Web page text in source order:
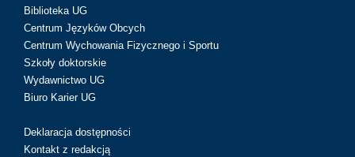
Biblioteka UG
Centrum Języków Obcych
Centrum Wychowania Fizycznego i Sportu
Szkoły doktorskie
Wydawnictwo UG
Biuro Karier UG
Deklaracja dostępności
Kontakt z redakcją